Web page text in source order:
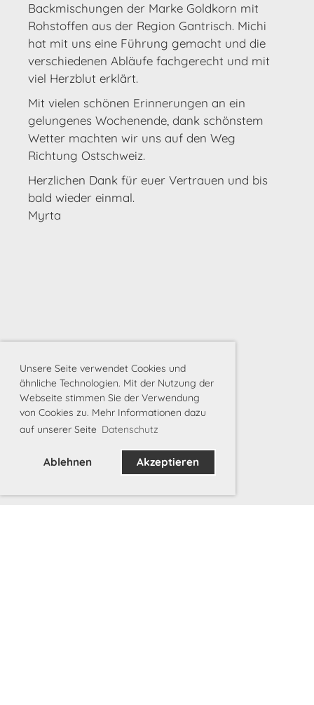
Unsere Seite verwendet Cookies und
ähnliche Technologien. Mit der Nutzung der
Webseite stimmen Sie der Verwendung
von Cookies zu. Mehr Informationen dazu
auf unserer Seite Datenschutz
Ablehnen Akzeptieren
Backmischungen der Marke Goldkorn mit
Rohstoffen aus der Region Gantrisch. Michi
hat mit uns eine Führung gemacht und die
verschiedenen Abläufe fachgerecht und mit
viel Herzblut erklärt.
Mit vielen schönen Erinnerungen an ein
gelungenes Wochenende, dank schönstem
Wetter machten wir uns auf den Weg
Richtung Ostschweiz.
Herzlichen Dank für euer Vertrauen und bis
bald wieder einmal.
Myrta